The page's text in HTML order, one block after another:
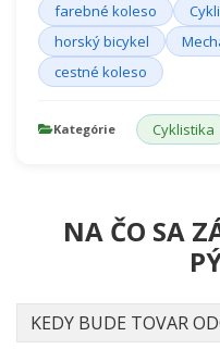
farebné koleso
horský bicykel
cestné koleso
Kategórie Cyklistika
NA ČO SA
KEDY BUDE TOVAR